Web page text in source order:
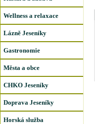
Wellness a relaxace
Lázně Jeseníky
Gastronomie
Města a obce
CHKO Jeseníky
Doprava Jeseníky
Horská služba